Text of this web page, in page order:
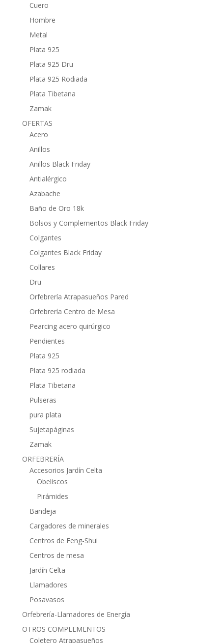
Cuero
Hombre
Metal
Plata 925
Plata 925 Dru
Plata 925 Rodiada
Plata Tibetana
Zamak
OFERTAS
Acero
Anillos
Anillos Black Friday
Antialérgico
Azabache
Baño de Oro 18k
Bolsos y Complementos Black Friday
Colgantes
Colgantes Black Friday
Collares
Dru
Orfebrería Atrapasueños Pared
Orfebrería Centro de Mesa
Pearcing acero quirúrgico
Pendientes
Plata 925
Plata 925 rodiada
Plata Tibetana
Pulseras
pura plata
Sujetapáginas
Zamak
ORFEBRERÍA
Accesorios Jardín Celta
Obeliscos
Pirámides
Bandeja
Cargadores de minerales
Centros de Feng-Shui
Centros de mesa
Jardín Celta
Llamadores
Posavasos
Orfebrería-Llamadores de Energía
OTROS COMPLEMENTOS
Coletero Atrapasueños